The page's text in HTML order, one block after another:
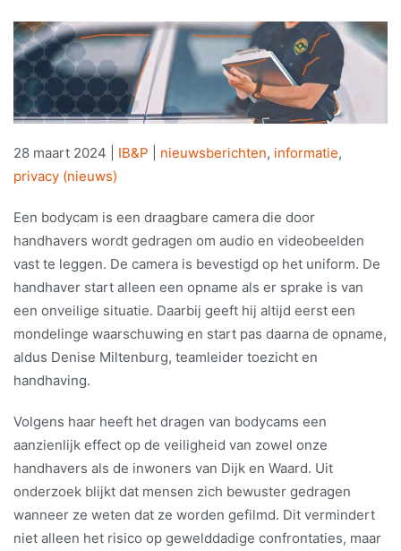
28 maart 2024 IB&P nieuwsberichten, informatie,
privacy (nieuws)
Een bodycam is een draagbare camera die door
handhavers wordt gedragen om audio en videobeelden
vast te leggen. De camera is bevestigd op het uniform. De
handhaver start alleen een opname als er sprake is van
een onveilige situatie. Daarbij geeft hij altijd eerst een
mondelinge waarschuwing en start pas daarna de opname,
aldus Denise Miltenburg, teamleider toezicht en
handhaving.
Volgens haar heeft het dragen van bodycams een
aanzienlijk effect op de veiligheid van zowel onze
handhavers als de inwoners van Dijk en Waard. Uit
onderzoek blijkt dat mensen zich bewuster gedragen
wanneer ze weten dat ze worden gefilmd. Dit vermindert
niet alleen het risico op gewelddadige confrontaties, maar